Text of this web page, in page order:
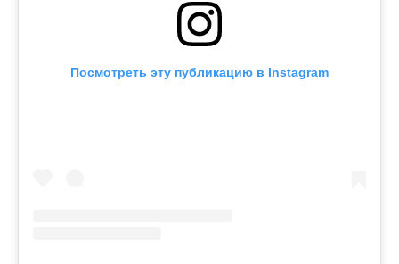
Посмотреть эту публикацию в Instagram